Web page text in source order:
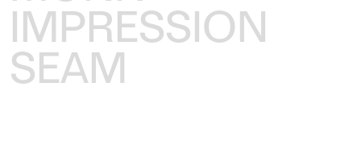
IMPRESSION
SEAM